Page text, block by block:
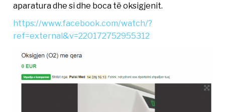
aparatura dhe si dhe boca të oksigjenit.
https://www.facebook.com/watch/?
ref=external&v=220172752955312